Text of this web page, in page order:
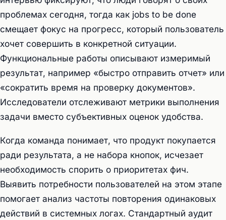
проблемах сегодня, тогда как jobs to be done
смещает фокус на прогресс, который пользователь
хочет совершить в конкретной ситуации.
Функциональные работы описывают измеримый
результат, например «быстро отправить отчет» или
«сократить время на проверку документов».
Исследователи отслеживают метрики выполнения
задачи вместо субъективных оценок удобства.
Когда команда понимает, что продукт покупается
ради результата, а не набора кнопок, исчезает
необходимость спорить о приоритетах фич.
Выявить потребности пользователей на этом этапе
помогает анализ частоты повторения одинаковых
действий в системных логах. Стандартный аудит